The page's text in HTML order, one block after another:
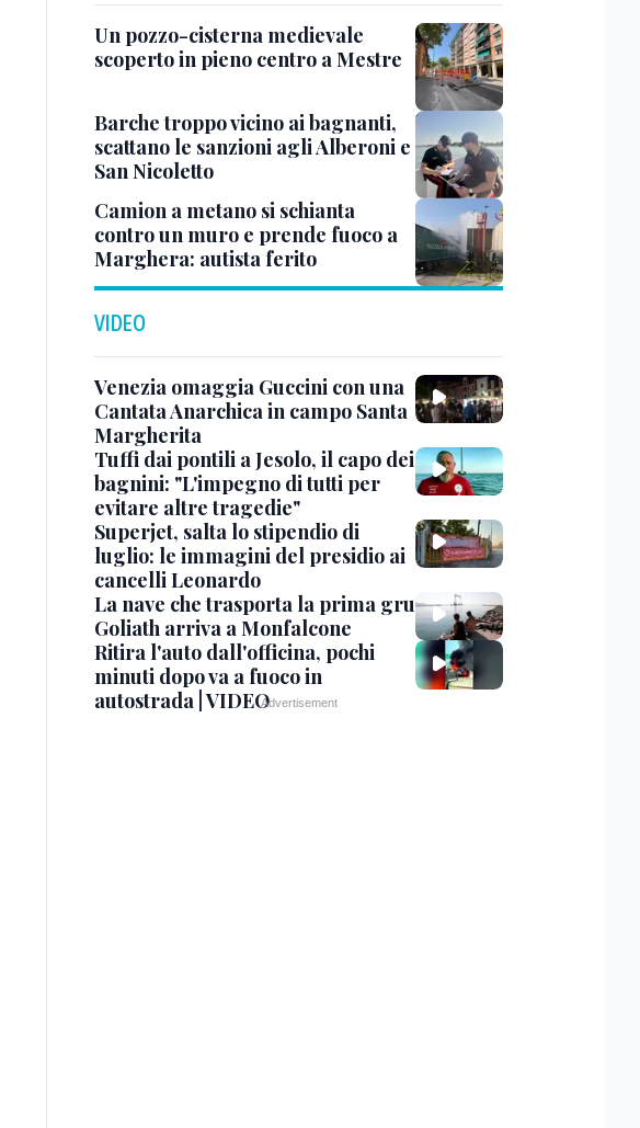
Un pozzo-cisterna medievale
scoperto in pieno centro a Mestre
Barche troppo vicino ai bagnanti,
scattano le sanzioni agli Alberoni e
San Nicoletto
Camion a metano si schianta
contro un muro e prende fuoco a
Marghera: autista ferito
VIDEO
Venezia omaggia Guccini con una
Cantata Anarchica in campo Santa
Margherita
Tuffi dai pontili a Jesolo, il capo dei
bagnini: "L'impegno di tutti per
evitare altre tragedie"
Superjet, salta lo stipendio di
luglio: le immagini del presidio ai
cancelli Leonardo
La nave che trasporta la prima gru
Goliath arriva a Monfalcone
Ritira l'auto dall'officina, pochi
minuti dopo va a fuoco in
autostrada | VIDEO